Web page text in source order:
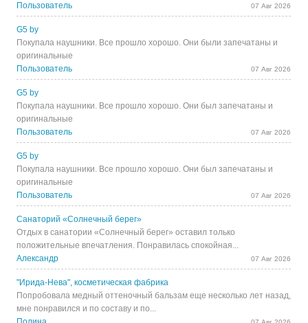
Пользователь
07 Авг 2026
G5 by
Покупала наушники. Все прошло хорошо. Они были запечатаны и
оригинальные
Пользователь
07 Авг 2026
G5 by
Покупала наушники. Все прошло хорошо. Они был запечатаны и
оригинальные
Пользователь
07 Авг 2026
G5 by
Покупала наушники. Все прошло хорошо. Они был запечатаны и
оригинальные
Пользователь
07 Авг 2026
Санаторий «Солнечный берег»
Отдых в санатории «Солнечный берег» оставил только
положительные впечатления. Понравилась спокойная...
Александр
07 Авг 2026
"Ирида-Нева", косметическая фабрика
Попробовала медный оттеночный бальзам еще несколько лет назад,
мне понравился и по составу и по...